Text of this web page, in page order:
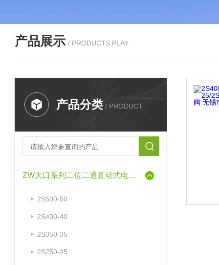
产品展示 / PRODUCTS PLAY
产品分类 / PRODUCT
ZW大口系列二位二通直动式电磁阀
2S500-50
2S400-40
2S350-35
2S250-25